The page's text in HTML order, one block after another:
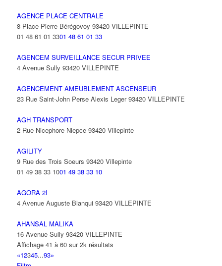
AGENCE PLACE CENTRALE
8 Place Pierre Bérégovoy 93420 VILLEPINTE
01 48 61 01 3301 48 61 01 33
AGENCEM SURVEILLANCE SECUR PRIVEE
4 Avenue Sully 93420 VILLEPINTE
AGENCEMENT AMEUBLEMENT ASCENSEUR
23 Rue Saint-John Perse Alexis Leger 93420 VILLEPINTE
AGH TRANSPORT
2 Rue Nicephore Niepce 93420 Villepinte
AGILITY
9 Rue des Trois Soeurs 93420 Villepinte
01 49 38 33 1001 49 38 33 10
AGORA 2I
4 Avenue Auguste Blanqui 93420 VILLEPINTE
AHANSAL MALIKA
16 Avenue Sully 93420 VILLEPINTE
Affichage 41 à 60 sur 2k résultats
«12345...93»